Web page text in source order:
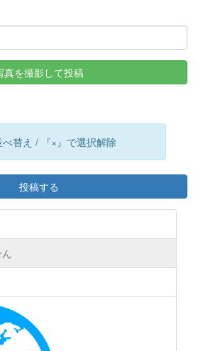
真を撮影して投稿
替え / 『×』で選択解除
投稿する